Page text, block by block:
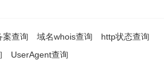
案查询 域名whois查询
http状态查询
UserAgent查询